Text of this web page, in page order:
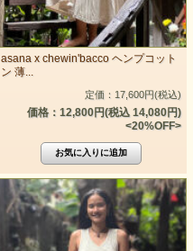
asana x chewin'bacco ヘンプコット
ン 薄...
定価：17,600円(税込)
価格：12,800円(税込 14,080円)
<20%OFF>